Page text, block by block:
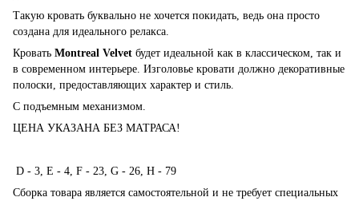
Такую кровать буквально не хочется покидать, ведь она просто
создана для идеального релакса.
Кровать Montreal Velvet будет идеальной как в классическом, так и
в современном интерьере. Изголовье кровати должно декоративные
полоски, предоставляющих характер и стиль.
С подъемным механизмом.
ЦЕНА УКАЗАНА БЕЗ МАТРАСА!
D - 3, E - 4, F - 23, G - 26, H - 79
Сборка товара является самостоятельной и не требует специальных